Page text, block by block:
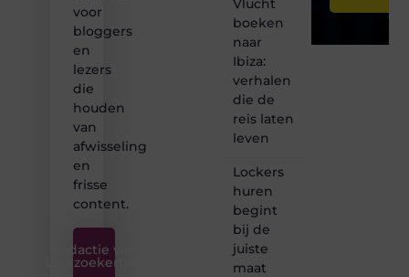
voor
bloggers
en
lezers
die
houden
van
afwisseling
en
frisse
content.
Redactie van
Linkzoekertjes
Vlucht
boeken
naar
Ibiza:
verhalen
die de
reis laten
leven
Lockers
huren
begint
bij de
juiste
maat